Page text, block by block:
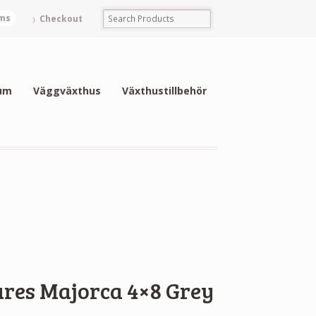
Checkout
Väggväxthus Växthustillbehör
Majorca 4×8 Grey